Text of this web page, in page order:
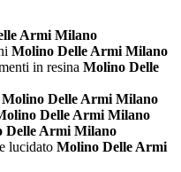
Armi Milano
Molino Delle Armi Milano
in resina Molino Delle
Molino Delle Armi Milano
Delle Armi Milano
Delle Armi Milano
lucidato Molino Delle Armi